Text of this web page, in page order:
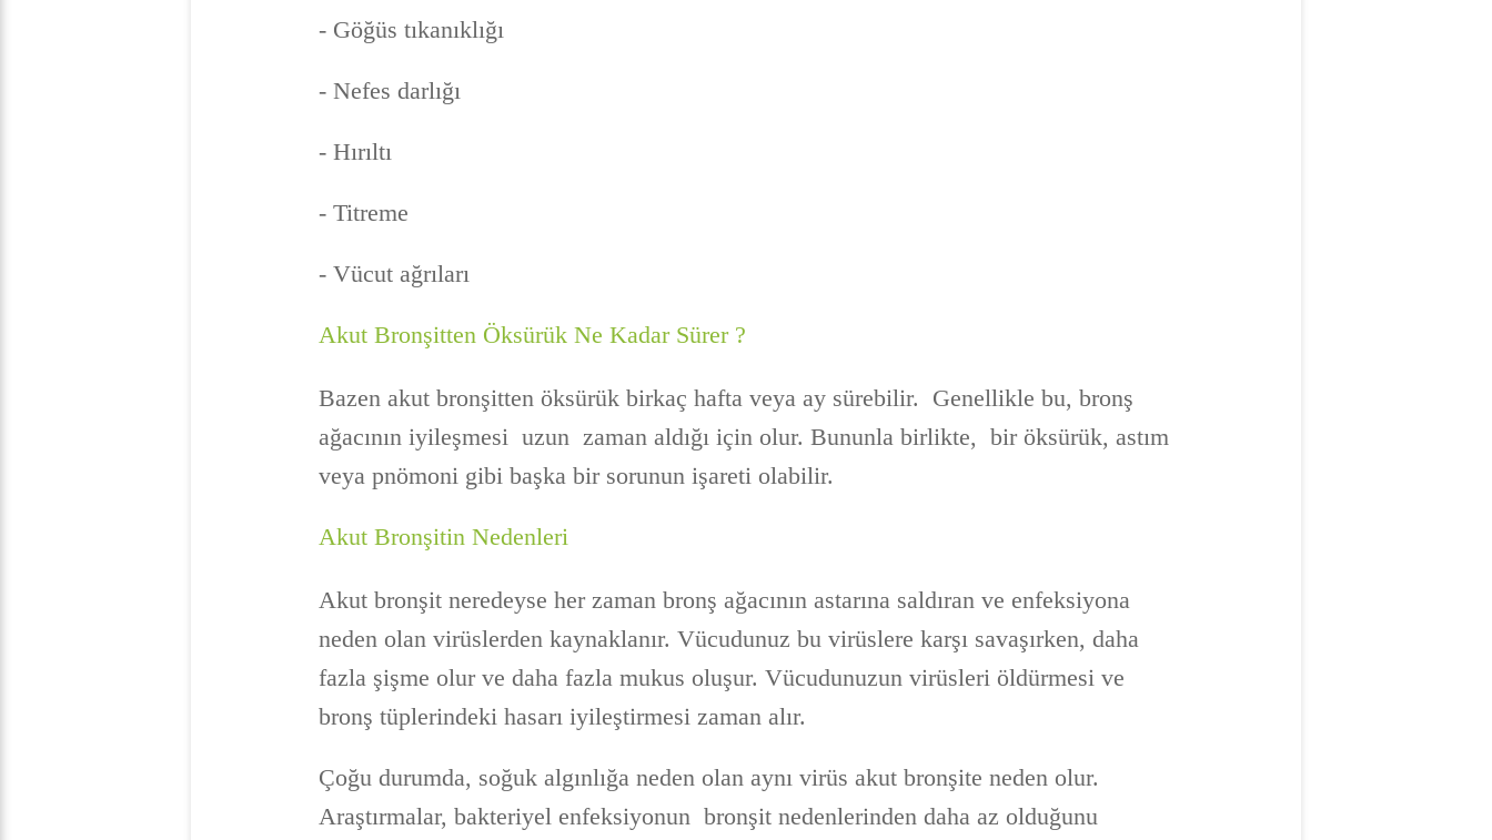
- Göğüs tıkanıklığı
- Nefes darlığı
- Hırıltı
- Titreme
- Vücut ağrıları
Akut Bronşitten Öksürük Ne Kadar Sürer ?
Bazen akut bronşitten öksürük birkaç hafta veya ay sürebilir. Genellikle bu, bronş
ağacının iyileşmesi uzun zaman aldığı için olur. Bununla birlikte, bir öksürük, astım
veya pnömoni gibi başka bir sorunun işareti olabilir.
Akut Bronşitin Nedenleri
Akut bronşit neredeyse her zaman bronş ağacının astarına saldıran ve enfeksiyona
neden olan virüslerden kaynaklanır. Vücudunuz bu virüslere karşı savaşırken, daha
fazla şişme olur ve daha fazla mukus oluşur. Vücudunuzun virüsleri öldürmesi ve
bronş tüplerindeki hasarı iyileştirmesi zaman alır.
Çoğu durumda, soğuk algınlığa neden olan aynı virüs akut bronşite neden olur.
Araştırmalar, bakteriyel enfeksiyonun bronşit nedenlerinden daha az olduğunu